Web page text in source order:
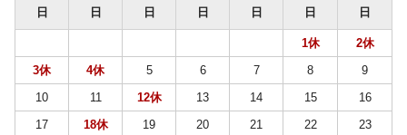
日
日
日
日
日
日
日
1休
2休
3休
4休 5 6 7 8
9
10
11 12休 13 14 15
16
17
18休 19 20 21 22
23